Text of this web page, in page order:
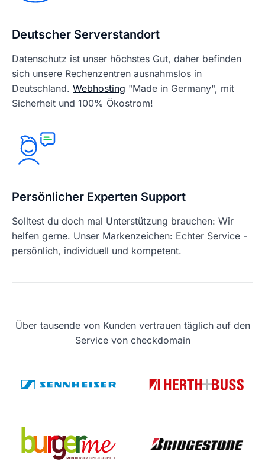
Deutscher Serverstandort
Datenschutz ist unser höchstes Gut, daher befinden
sich unsere Rechenzentren ausnahmslos in
Deutschland. Webhosting "Made in Germany", mit
Sicherheit und 100% Ökostrom!
Persönlicher Experten Support
Solltest du doch mal Unterstützung brauchen: Wir
helfen gerne. Unser Markenzeichen: Echter Service -
persönlich, individuell und kompetent.
Über tausende von Kunden vertrauen täglich auf den
Service von checkdomain